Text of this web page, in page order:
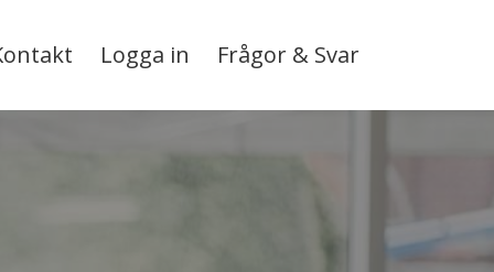
Logga in Frågor & Svar